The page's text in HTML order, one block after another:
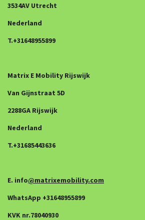
3534AV Utrecht
Nederland
T.+31648955899
Matrix E Mobility Rijswijk
Van Gijnstraat 5D
2288GA Rijswijk
Nederland
T.+31685443636
E. info@matrixemobility.com
WhatsApp +31648955899
KVK nr.78040930